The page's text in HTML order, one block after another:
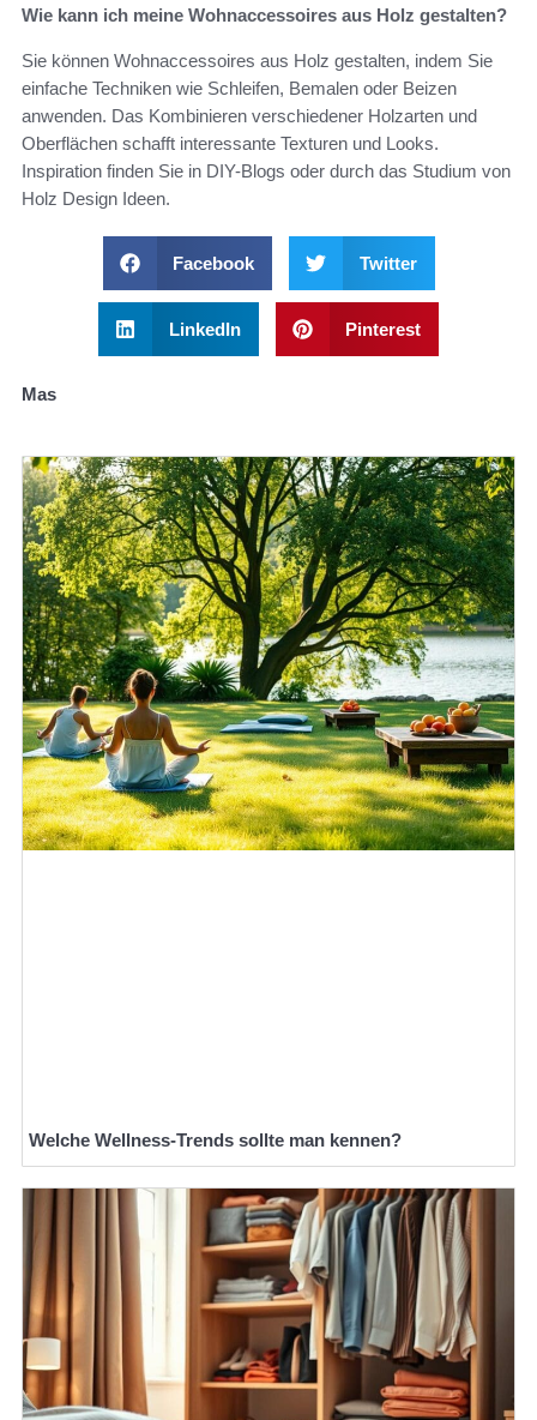
Wie kann ich meine Wohnaccessoires aus Holz gestalten?
Sie können Wohnaccessoires aus Holz gestalten, indem Sie
einfache Techniken wie Schleifen, Bemalen oder Beizen
anwenden. Das Kombinieren verschiedener Holzarten und
Oberflächen schafft interessante Texturen und Looks.
Inspiration finden Sie in DIY-Blogs oder durch das Studium von
Holz Design Ideen.
Facebook Twitter
LinkedIn Pinterest
Mas
Welche Wellness-Trends sollte man kennen?